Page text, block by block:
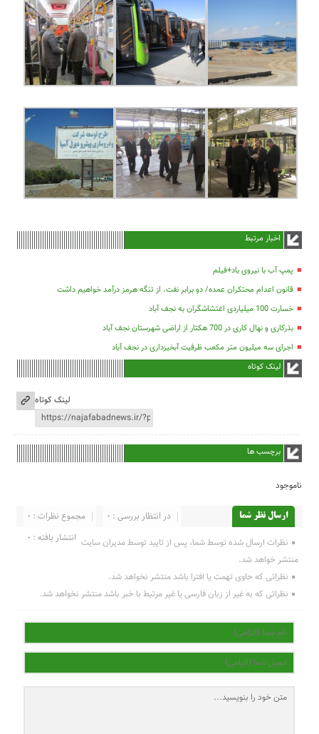
اخبار مرتبط
پمپ آب با نیروی باد+فیلم
قانون اعدام محتکران عمده/ دو برابر نفت، از تنگه هرمز درآمد خواهیم داشت
خسارت 100 میلیاردی اغتشاشگران به نجف آباد
بذرکاری و نهال کاری در 700 هکتار از اراضی شهرستان نجف آباد
اجرای سه میلیون متر مکعب ظرفیت آبخیزداری در نجف آباد
لینک کوتاه
لینک کوتاه
برچسب ها
ناموجود
ارسال نظر شما مجموع نظرات : 0
در انتظار بررسی : 0
انتشار یافته : 0 نظرات ارسال شده توسط شما، پس از تایید توسط مدیران سایت
منتشر خواهد شد.
نظراتی که حاوی تهمت یا افترا باشد منتشر نخواهد شد.
نظراتی که به غیر از زبان فارسی یا غیر مرتبط با خبر باشد منتشر نخواهد شد.